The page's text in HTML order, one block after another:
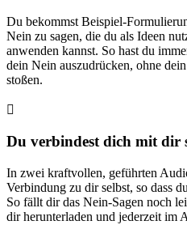
Du bekommst Beispiel-
Nein zu sagen, die du als Ideen
anwenden kannst. So hast du
dein Nein auszudrücken, ohne
stoßen.

Du verbindest dich mit dir
In zwei kraftvollen, geführten
Verbindung zu dir selbst, so dass
So fällt dir das Nein-Sagen noch
dir herunterladen und jederzeit im